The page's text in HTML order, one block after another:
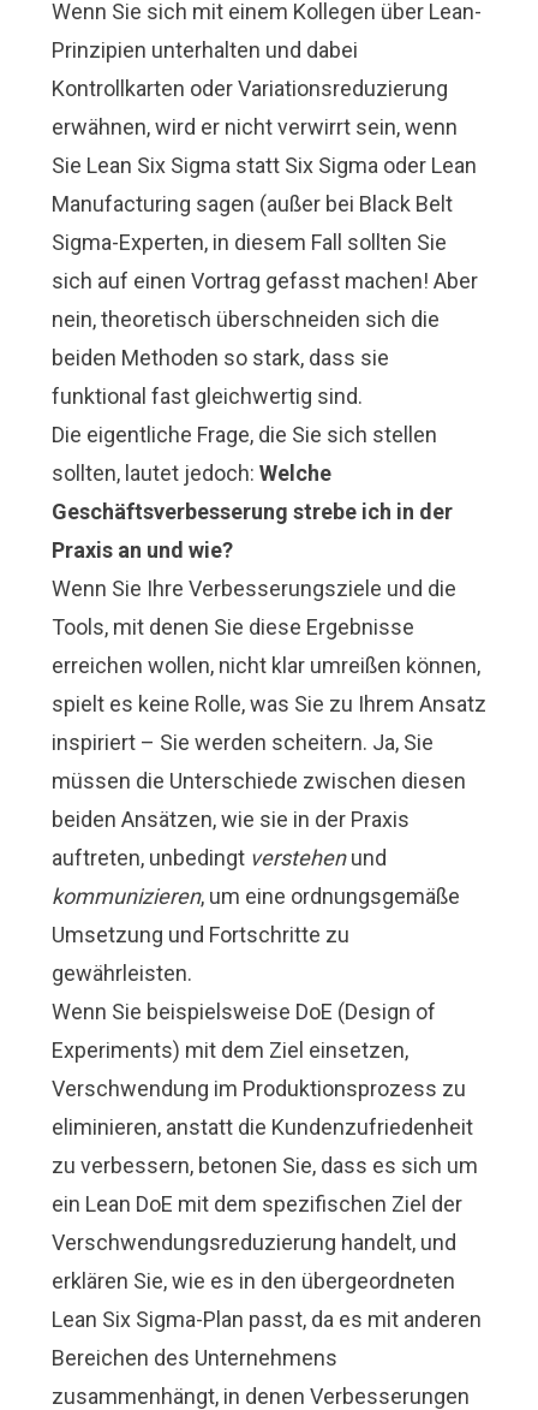
Wenn Sie sich mit einem Kollegen über Lean-
Prinzipien unterhalten und dabei
Kontrollkarten oder Variationsreduzierung
erwähnen, wird er nicht verwirrt sein, wenn
Sie Lean Six Sigma statt Six Sigma oder Lean
Manufacturing sagen (außer bei Black Belt
Sigma-Experten, in diesem Fall sollten Sie
sich auf einen Vortrag gefasst machen! Aber
nein, theoretisch überschneiden sich die
beiden Methoden so stark, dass sie
funktional fast gleichwertig sind.
Die eigentliche Frage, die Sie sich stellen
sollten, lautet jedoch: Welche
Geschäftsverbesserung strebe ich in der
Praxis an und wie?
Wenn Sie Ihre Verbesserungsziele und die
Tools, mit denen Sie diese Ergebnisse
erreichen wollen, nicht klar umreißen können,
spielt es keine Rolle, was Sie zu Ihrem Ansatz
inspiriert – Sie werden scheitern. Ja, Sie
müssen die Unterschiede zwischen diesen
beiden Ansätzen, wie sie in der Praxis
auftreten, unbedingt verstehenund
kommunizieren, um eine ordnungsgemäße
Umsetzung und Fortschritte zu
gewährleisten.
Wenn Sie beispielsweise DoE (Design of
Experiments) mit dem Ziel einsetzen,
Verschwendung im Produktionsprozess zu
eliminieren, anstatt die Kundenzufriedenheit
zu verbessern, betonen Sie, dass es sich um
ein Lean DoE mit dem spezifischen Ziel der
Verschwendungsreduzierung handelt, und
erklären Sie, wie es in den übergeordneten
Lean Six Sigma-Plan passt, da es mit anderen
Bereichen des Unternehmens
zusammenhängt, in denen Verbesserungen